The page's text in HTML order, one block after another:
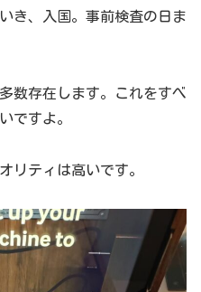
き、入国。事前検査の日ま
数存在します。これをすべ
ですよ。
リティは高いです。